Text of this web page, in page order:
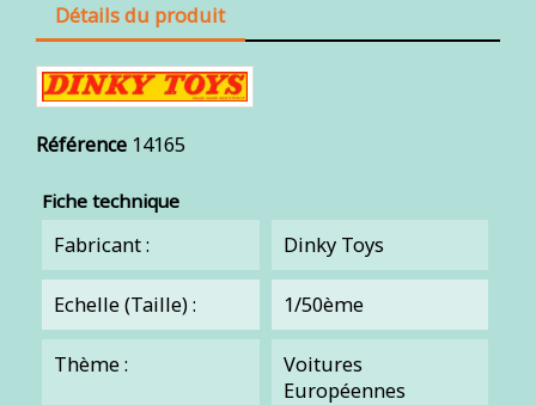
Détails du produit
Référence 14165
Fiche technique
Fabricant : Dinky Toys
Echelle (Taille) : 1/50ème
Thème :
Voitures
Européennes